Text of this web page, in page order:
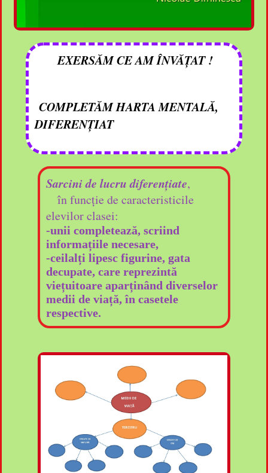
EXERSĂM CE AM ÎNVĂȚAT !
COMPLETĂM HARTA MENTALĂ,
DIFERENȚIAT
Sarcini de lucru diferențiate,
în funcție de caracteristicile
elevilor clasei:
-unii completează, scriind
informațiile necesare,
-ceilalți lipesc figurine, gata
decupate, care reprezintă
viețuitoare aparținând diverselor
medii de viață, în casetele
respective.